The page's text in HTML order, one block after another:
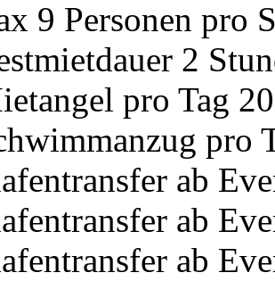
9 Personen pro
2
pro Tag
pro
ab
ab
ab